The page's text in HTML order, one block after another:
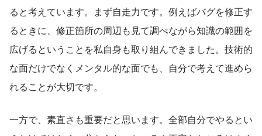
ると考えています。まず自走力です。例えばバグを修正す
るときに、修正箇所の周辺も見て調べながら知識の範囲を
広げるということを私自身も取り組んできました。技術的
な面だけでなくメンタル的な面でも、自分で考えて進めら
れることが大切です。
一方で、素直さも重要だと思います。全部自分でやるとい